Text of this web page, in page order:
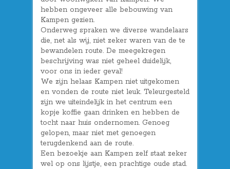
hebben ongeveer alle bebouwing van
Kampen gezien.
Onderweg spraken we diverse wandelaars
die, net als wij, niet zeker waren van de te
bewandelen route. De meegekregen
beschrijving was niet geheel duidelijk,
voor ons in ieder geval!
We zijn helaas Kampen niet uitgekomen
en vonden de route niet leuk. Teleurgesteld
zijn we uiteindelijk in het centrum een
kopje koffie gaan drinken en hebben de
tocht naar huis ondernomen. Genoeg
gelopen, maar niet met genoegen
terugdenkend aan de route.
Een bezoekje aan Kampen zelf staat zeker
wel op ons lijstje, een prachtige oude stad.